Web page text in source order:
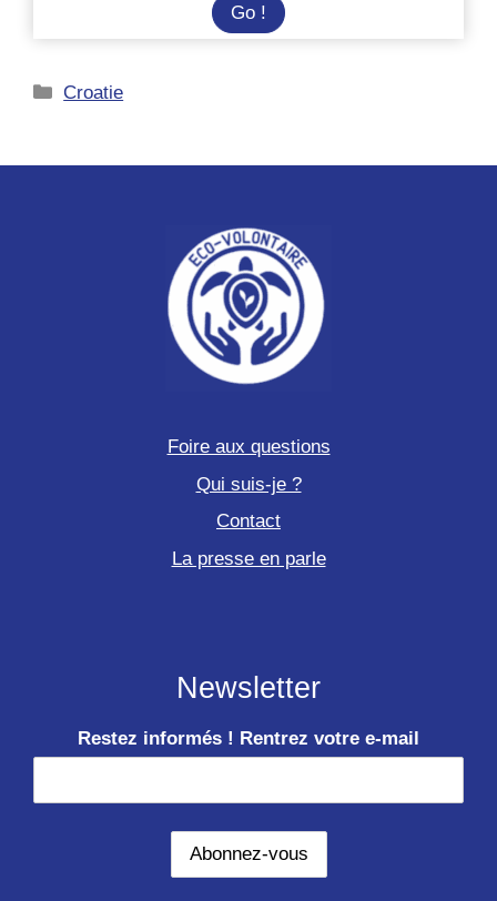
Go ! Séjour
astronomie
Catégories
Croatie
Foire aux questions
Qui suis-je ?
Contact
La presse en parle
Newsletter
Restez informés ! Rentrez votre e-mail